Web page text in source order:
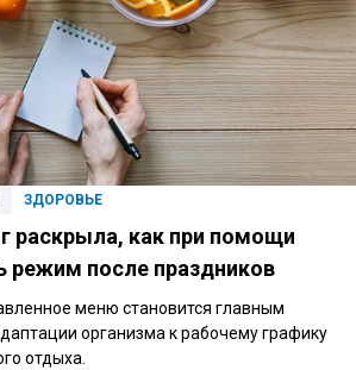
ЗДОРОВЬЕ
раскрыла, как при помощи
режим после праздников
меню становится главным
организма к рабочему графику
отдыха.